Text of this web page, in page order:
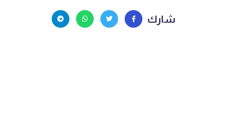
شارك